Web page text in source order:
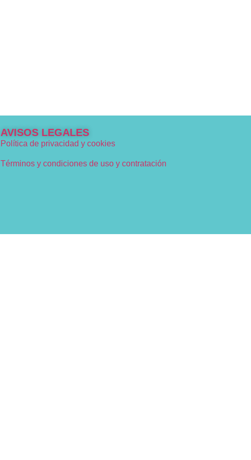
AVISOS LEGALES
Política de privacidad y cookies
Términos y condiciones de uso y contratación